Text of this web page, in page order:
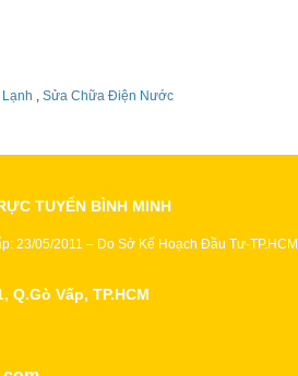
Sửa Chữa Điện Nước
TUYẾN BÌNH MINH
23/05/2011 – Do Sở Kế Hoạch Đầu Tư-TP.HCM
Q.Gò Vấp, TP.HCM